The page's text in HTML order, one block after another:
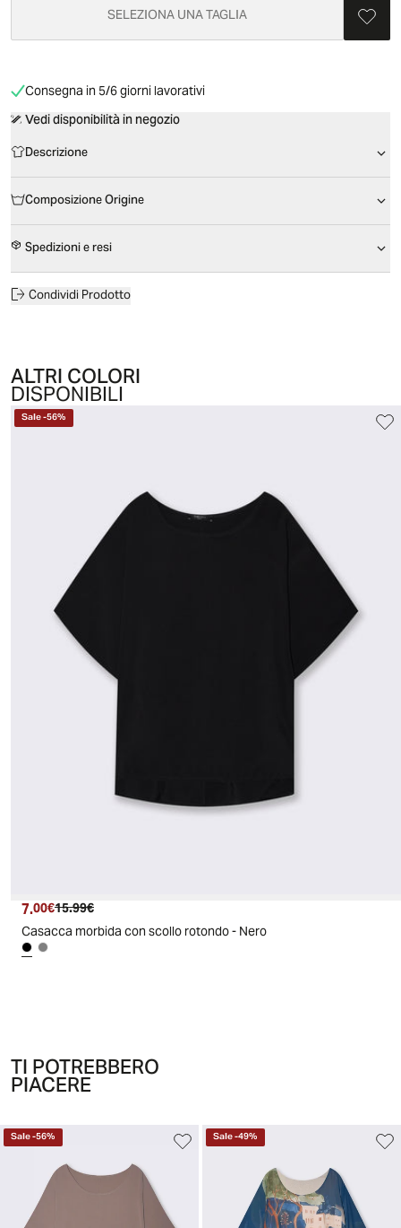
SELEZIONA UNA TAGLIA
Consegna in 5/6 giorni lavorativi
Vedi disponibilità in negozio
Descrizione
Composizione Origine
Spedizioni e resi
Condividi Prodotto
ALTRI COLORI
DISPONIBILI
Sale-56%
Prezzo attuale
7.00€ Prezzo originale
15.99€
Casacca morbida con scollo rotondo - Nero
TI POTREBBERO
PIACERE
Sale-56% Sale-49%